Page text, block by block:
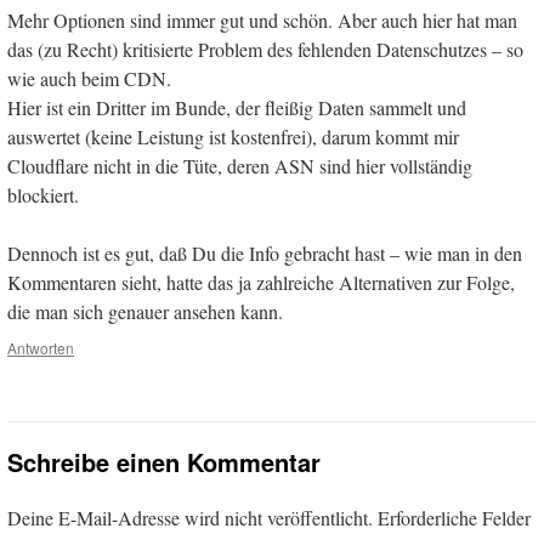
Mehr Optionen sind immer gut und schön. Aber auch hier hat man
das (zu Recht) kritisierte Problem des fehlenden Datenschutzes – so
wie auch beim CDN.
Hier ist ein Dritter im Bunde, der fleißig Daten sammelt und
auswertet (keine Leistung ist kostenfrei), darum kommt mir
Cloudflare nicht in die Tüte, deren ASN sind hier vollständig
blockiert.
Dennoch ist es gut, daß Du die Info gebracht hast – wie man in den
Kommentaren sieht, hatte das ja zahlreiche Alternativen zur Folge,
die man sich genauer ansehen kann.
Antworten
Schreibe einen Kommentar
Deine E-Mail-Adresse wird nicht veröffentlicht. Erforderliche Felder